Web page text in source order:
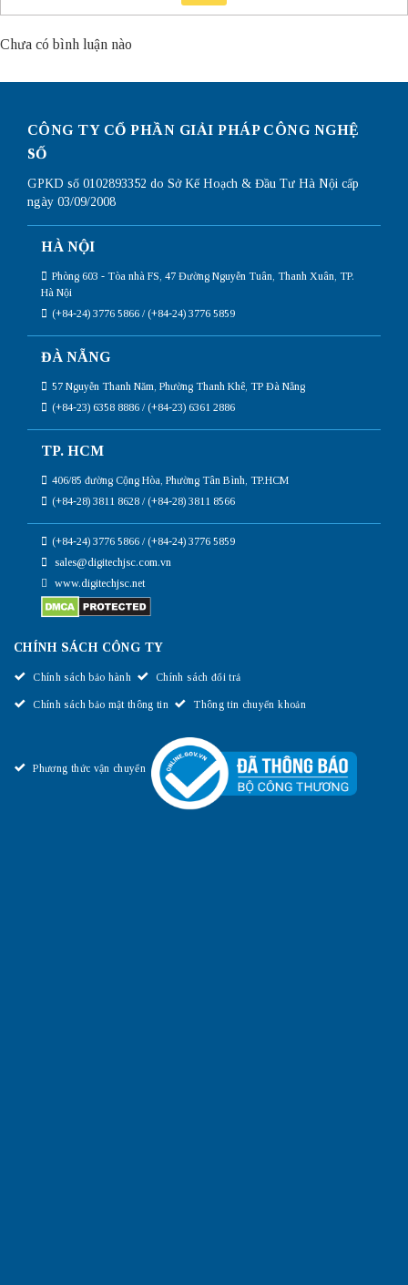
Chưa có bình luận nào
CÔNG TY CỔ PHẦN GIẢI PHÁP CÔNG NGHỆ
SỐ
GPKD số 0102893352 do Sở Kế Hoạch & Đầu Tư Hà Nội cấp
ngày 03/09/2008
HÀ NỘI
Phòng 603 - Tòa nhà FS, 47 Đường Nguyễn Tuân, Thanh Xuân, TP.
Hà Nội
(+84-24) 3776 5866 / (+84-24) 3776 5859
ĐÀ NẴNG
57 Nguyễn Thanh Năm, Phường Thanh Khê, TP Đà Nẵng
(+84-23) 6358 8886 / (+84-23) 6361 2886
TP. HCM
406/85 đường Cộng Hòa, Phường Tân Bình, TP.HCM
(+84-28) 3811 8628 / (+84-28) 3811 8566
(+84-24) 3776 5866 / (+84-24) 3776 5859
sales@digitechjsc.com.vn
www.digitechjsc.net
CHÍNH SÁCH CÔNG TY
Chính sách bảo hành Chính sách đổi trả
Chính sách bảo mật thông tin Thông tin chuyển khoản
Phương thức vận chuyển